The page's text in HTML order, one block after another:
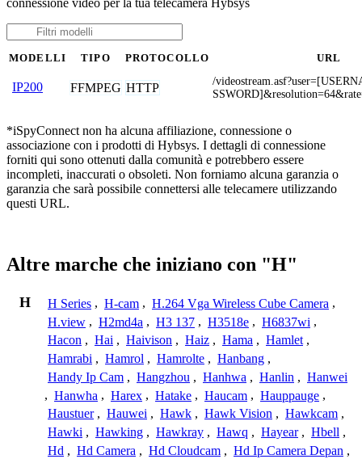
MODELLI TIPO PROTOCOLLO URL
IP200 FFMPEG HTTP
/
*iSpyConnect non ha alcuna affiliazione, connessione o
associazione con i prodotti di Hybsys. I dettagli di connessione
forniti qui sono ottenuti dalla comunità e potrebbero essere
incompleti, inaccurati o obsoleti. Non forniamo alcuna garanzia o
garanzia che sarà possibile connettersi alle telecamere utilizzando
questi URL.
Altre marche che iniziano con "H"
H H Series , H-cam , H.264 Vga Wireless Cube Camera ,
H.view , H2md4a , H3 137 , H3518e , H6837wi ,
Hacon , Hai , Haivison , Haiz , Hama , Hamlet ,
Hamrabi , Hamrol , Hamrolte , Hanbang ,
Handy Ip Cam , Hangzhou , Hanhwa , Hanlin , Hanwei
, Hanwha , Harex , Hatake , Haucam , Hauppauge ,
Haustuer , Hauwei , Hawk , Hawk Vision , Hawkcam ,
Hawki , Hawking , Hawkray , Hawq , Hayear , Hbell ,
Hd , Hd Camera , Hd Cloudcam , Hd Ip Camera Depan ,